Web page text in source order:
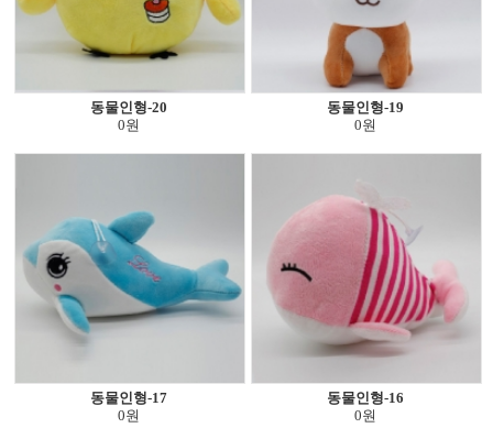
동물인형-20
0원
동물인형-19
0원
동물인형-17
0원
동물인형-16
0원